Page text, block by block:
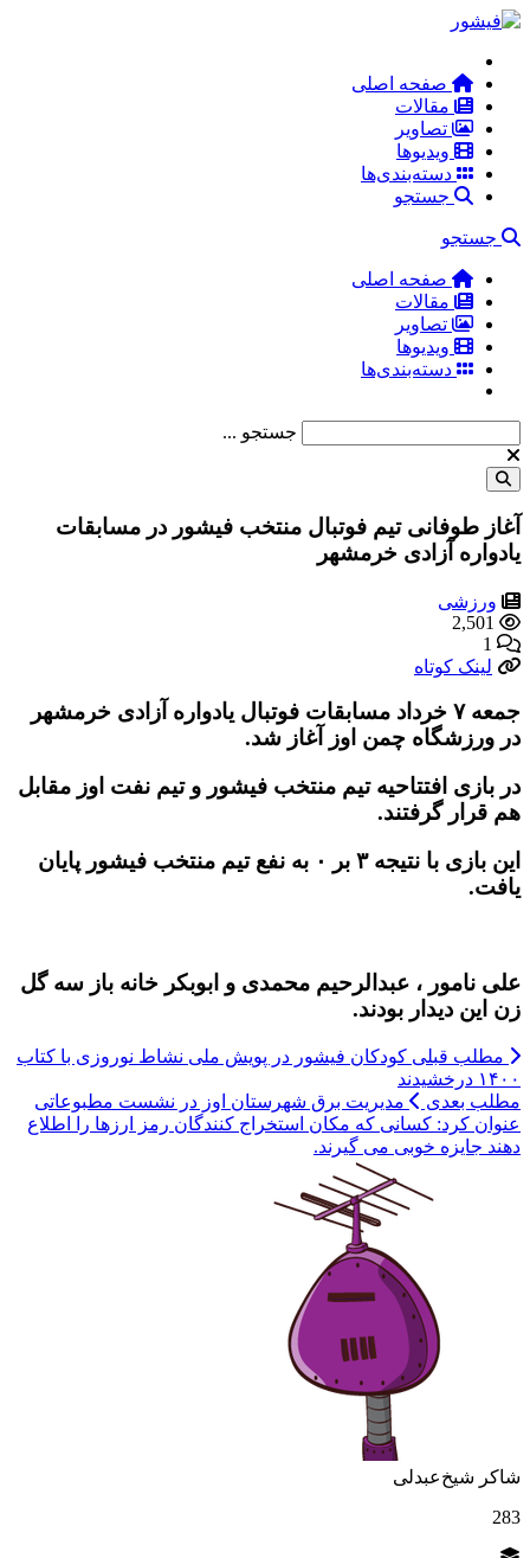
صفحه اصلی
مقالات
تصاویر
ویدیوها
دسته‌بندی‌ها
جستجو
جستجو
صفحه اصلی
مقالات
تصاویر
ویدیوها
دسته‌بندی‌ها
جستجو ...
آغاز طوفانی تیم فوتبال منتخب فیشور در مسابقات
یادواره آزادی خرمشهر
ورزشی
2,501
1
لینک کوتاه
جمعه ۷ خرداد مسابقات فوتبال یادواره آزادی خرمشهر
در ورزشگاه چمن اوز آغاز شد.
در بازی افتتاحیه تیم منتخب فیشور و تیم نفت اوز مقابل
هم قرار گرفتند.
این بازی با نتیجه ۳ بر ۰ به نفع تیم منتخب فیشور پایان
یافت.
علی نامور ، عبدالرحیم محمدی و ابوبکر خانه باز سه گل
زن این دیدار بودند.
مطلب قبلی کودکان فیشور در پویش ملی نشاط نوروزی با کتاب
۱۴۰۰ درخشیدند
مطلب بعدی
مدیریت برق شهرستان اوز در نشست مطبوعاتی
عنوان کرد: کسانی که مکان استخراج کنندگان رمز ارزها را اطلاع
دهند جایزه خوبی می گیرند.
شاکر شیخ‌عبدلی
283